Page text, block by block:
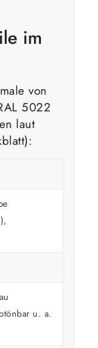
im
von
5022
laut
u. a.